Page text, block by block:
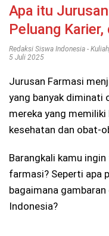
Apa itu
Peluang
Redaksi Siswa Indonesia - Kuliah
5 Juli 2025
Jurusan Farmasi
yang banyak diminati
mereka yang
kesehatan dan obat-
Barangkali kamu
farmasi? Seperti apa
bagaimana
Indonesia?